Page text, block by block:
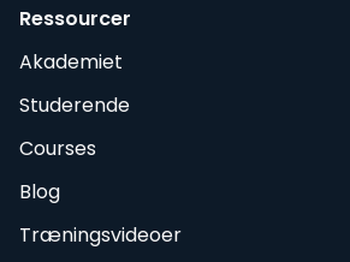
Ressourcer
Akademiet
Studerende
Courses
Blog
Træningsvideoer